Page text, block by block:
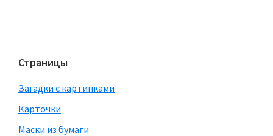
Страницы
Загадки с картинками
Карточки
Маски из бумаги